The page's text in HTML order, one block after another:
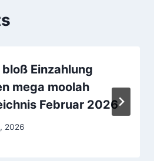
Einzahlung
mega moolah
Februar 2026
2026